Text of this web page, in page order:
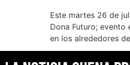
Este martes 26 de
Dona Futuro; evento
en los alrededores